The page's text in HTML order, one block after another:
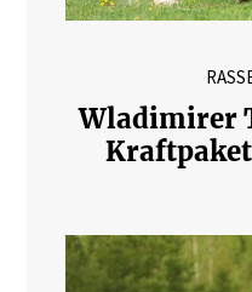
Wladimirer